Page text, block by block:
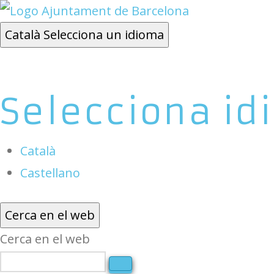
Català Selecciona un idioma
Selecciona
Català
Castellano
Cerca en el web
Cerca en el web